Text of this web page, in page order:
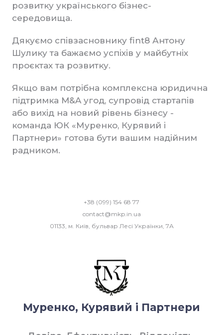
розвитку українського бізнес-
середовища.
Дякуємо співзасновнику fint8 Антону
Шулику та бажаємо успіхів у майбутніх
проєктах та розвитку.
Якщо вам потрібна комплексна юридична
підтримка M&A угод, супровід стартапів
або вихід на новий рівень бізнесу -
команда ЮК «Муренко, Курявий і
Партнери» готова бути вашим надійним
радником.
+38 (099) 154 68 77
contact@mkp.in.ua
01133, м. Київ, бульвар Лесі Українки, 7А
Муренко, Курявий і Партнери